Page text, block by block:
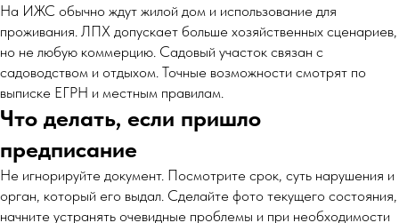
На ИЖС обычно ждут жилой дом и использование для
проживания. ЛПХ допускает больше хозяйственных сценариев,
но не любую коммерцию. Садовый участок связан с
садоводством и отдыхом. Точные возможности смотрят по
выписке ЕГРН и местным правилам.
Что делать, если пришло
предписание
Не игнорируйте документ. Посмотрите срок, суть нарушения и
орган, который его выдал. Сделайте фото текущего состояния,
начните устранять очевидные проблемы и при необходимости